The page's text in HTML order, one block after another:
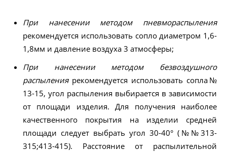
При нанесении методом пневмораспыления
рекомендуется использовать сопло диаметром 1,6-
1,8мм и давление воздуха 3 атмосферы;
При нанесении методом безвоздушного
распылениярекомендуется использовать сопла№
13-15, угол распыления выбирается в зависимости
от площади изделия. Для получения наиболее
качественного покрытия на изделии средней
площади следует выбрать угол 30-40° (№№313-
315;413-415). Расстояние от распылительной